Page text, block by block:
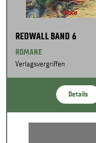
REDWALL BAND 6
ROMANE
Verlagsvergriffen
Details